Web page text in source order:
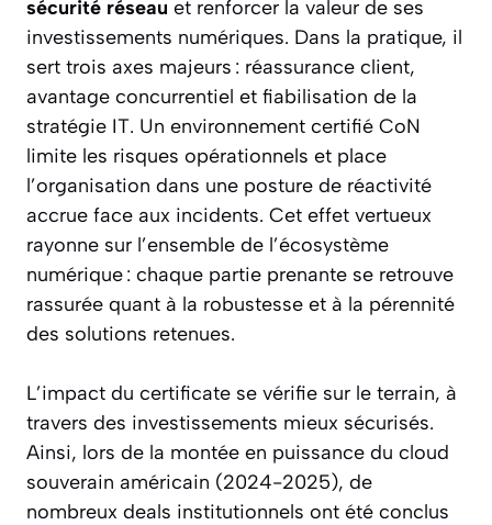
sécurité réseau et renforcer la valeur de ses
investissements numériques. Dans la pratique, il
sert trois axes majeurs : réassurance client,
avantage concurrentiel et fiabilisation de la
stratégie IT. Un environnement certifié CoN
limite les risques opérationnels et place
l’organisation dans une posture de réactivité
accrue face aux incidents. Cet effet vertueux
rayonne sur l’ensemble de l’écosystème
numérique : chaque partie prenante se retrouve
rassurée quant à la robustesse et à la pérennité
des solutions retenues.
L’impact du certificate se vérifie sur le terrain, à
travers des investissements mieux sécurisés.
Ainsi, lors de la montée en puissance du cloud
souverain américain (2024-2025), de
nombreux deals institutionnels ont été conclus